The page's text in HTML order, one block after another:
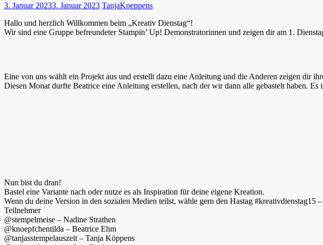
3. Januar 20233. Januar 2023 TanjaKoeppens
Hallo und herzlich Willkommen beim „Kreativ Dienstag“!
Wir sind eine Gruppe befreundeter Stampin’ Up! Demonstratorinnen und zeigen dir am 1.
Eine von uns wählt ein Projekt aus und erstellt dazu eine Anleitung und die Anderen zeigen dir
Diesen Monat durfte Beatrice eine Anleitung erstellen, nach der wir dann alle gebastelt haben.
Nun bist du dran!
Bastel eine Variante nach oder nutze es als Inspiration für deine eigene Kreation.
Wenn du deine Version in den sozialen Medien teilst, wähle gern den Hastag #kreativdienstag15
Teilnehmer
@stempelmeise – Nadine Strathen
@knoepfchentilda – Beatrice Ehm
@tanjasstempelauszeit – Tanja Köppens